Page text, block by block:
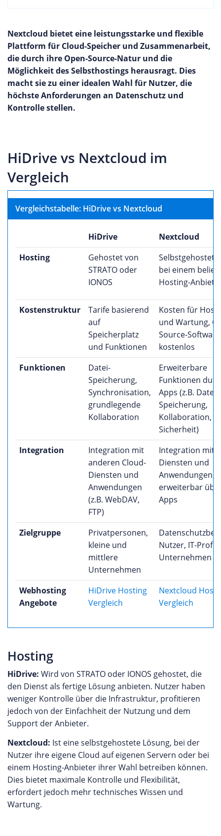
Nextcloud bietet eine leistungsstarke und flexible
Plattform für Cloud-Speicher und Zusammenarbeit,
die durch ihre Open-Source-Natur und die
Möglichkeit des Selbsthostings herausragt. Dies
macht sie zu einer idealen Wahl für Nutzer, die
höchste Anforderungen an Datenschutz und
Kontrolle stellen.
HiDrive vs Nextcloud im
Vergleich
Vergleichstabelle: HiDrive vs Nextcloud
HiDrive
Nextcloud
Hosting
Gehostet von
STRATO oder
IONOS
Selbstgehostet
bei einem
Hosting-
Kostenstruktur
Tarife basierend
auf
Speicherplatz
und Funktionen
Kosten für
und Wartung,
Source-Software
kostenlos
Funktionen
Datei-
Speicherung,
Synchronisation,
grundlegende
Kollaboration
Erweiterbare
Funktionen
Apps (z.B. Datei-
Speicherung,
Kollaboration,
Sicherheit)
Integration
Integration mit
anderen Cloud-
Diensten und
Anwendungen
(z.B. WebDAV,
FTP)
Integration mit
Diensten und
Anwendungen,
erweiterbar
Apps
Zielgruppe
Privatpersonen,
kleine und
mittlere
Unternehmen
Nutzer, IT-Profis,
Unternehmen
Webhosting
Angebote
HiDrive Hosting
Vergleich
Nextcloud
Vergleich
Hosting
HiDrive: Wird von STRATO oder IONOS gehostet, die
den Dienst als fertige Lösung anbieten. Nutzer haben
weniger Kontrolle über die Infrastruktur, profitieren
jedoch von der Einfachheit der Nutzung und dem
Support der Anbieter.
Nextcloud: Ist eine selbstgehostete Lösung, bei der
Nutzer ihre eigene Cloud auf eigenen Servern oder bei
einem Hosting-Anbieter ihrer Wahl betreiben können.
Dies bietet maximale Kontrolle und Flexibilität,
erfordert jedoch mehr technisches Wissen und
Wartung.